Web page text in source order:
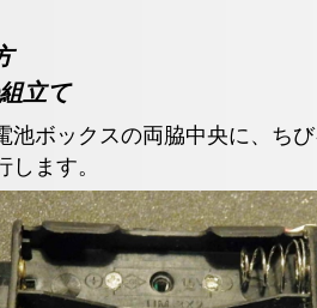
立て
池ボックスの両脇中央に、ち
します。